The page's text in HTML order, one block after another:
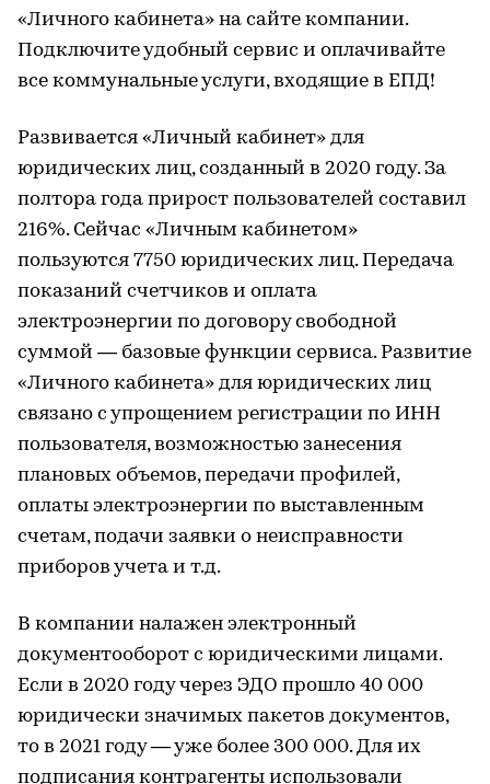
«Личного кабинета» на сайте компании.
Подключите удобный сервис и оплачивайте
все коммунальные услуги, входящие в ЕПД!
Развивается «Личный кабинет» для
юридических лиц, созданный в 2020 году. За
полтора года прирост пользователей составил
216%. Сейчас «Личным кабинетом»
пользуются 7750 юридических лиц. Передача
показаний счетчиков и оплата
электроэнергии по договору свободной
суммой — базовые функции сервиса. Развитие
«Личного кабинета» для юридических лиц
связано с упрощением регистрации по ИНН
пользователя, возможностью занесения
плановых объемов, передачи профилей,
оплаты электроэнергии по выставленным
счетам, подачи заявки о неисправности
приборов учета и т.д.
В компании налажен электронный
документооборот с юридическими лицами.
Если в 2020 году через ЭДО прошло 40 000
юридически значимых пакетов документов,
то в 2021 году — уже более 300 000. Для их
подписания контрагенты использовали